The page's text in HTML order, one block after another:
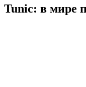
Tunic: в мире